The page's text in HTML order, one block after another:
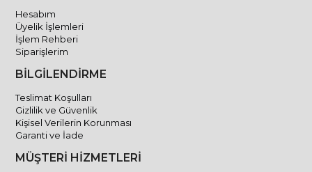
Hesabım
Üyelik İşlemleri
İşlem Rehberi
Siparişlerim
BİLGİLENDİRME
Teslimat Koşulları
Gizlilik ve Güvenlik
Kişisel Verilerin Korunması
Garanti ve İade
MÜŞTERİ HİZMETLERİ